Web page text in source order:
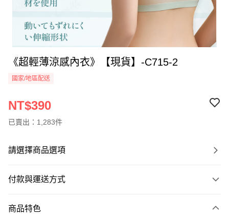
《超輕薄涼感內衣》【現貨】-C715-2
國家/地區配送
NT$390
已賣出：1,283件
請選擇商品選項
付款與運送方式
信用卡一次付款
商品特色